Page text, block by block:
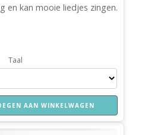
en kan mooie liedjes zingen.
Taal
AAN WINKELWAGEN